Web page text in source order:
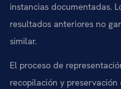
instancias documentadas.
resultados anteriores no
similar.
El proceso de
recopilación y